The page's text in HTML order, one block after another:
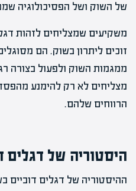
של השוק ושל הפסיכולוגיה
משקיעים שמצליחים לזהות
זוכים ליתרון בשוק. הם
ממגמות השוק ולפעול בצורה
מצליחים לא רק להימנע
הרווחים שלהם.
היסטוריה של דגלים
ההיסטוריה של דגלים